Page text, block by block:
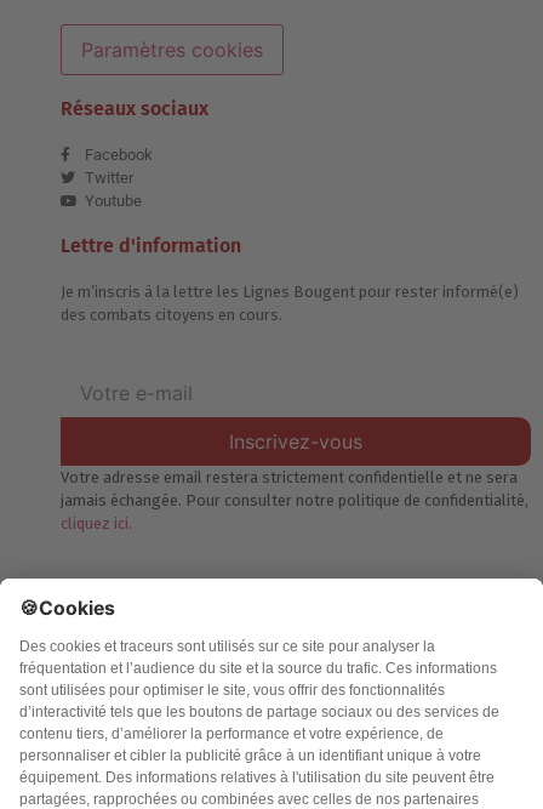
Paramètres cookies
Réseaux sociaux
Facebook
Twitter
Youtube
Lettre d'information
Je m’inscris à la lettre les Lignes Bougent pour rester informé(e)
des combats citoyens en cours.
Inscrivez-vous
Votre adresse email restera strictement confidentielle et ne sera
jamais échangée. Pour consulter notre politique de confidentialité,
cliquez ici.
Accueil
Politique de confidentialité
Charte des contenus